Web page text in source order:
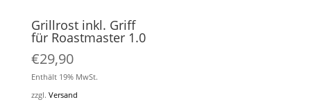
Grillrost inkl. Griff
für Roastmaster 1.0
€29,90
Enthält 19% MwSt.
zzgl. Versand